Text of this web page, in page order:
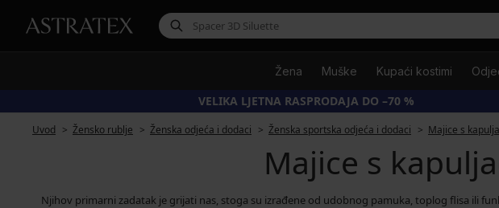
Žena Muške Kupaći kostimi
VELIKA LJETNA RASPRODAJA DO –70 %
Uvod Žensko rublje Ženska odjeća i dodaci Ženska sportska odjeća i dodaci Majice s
Majice s
Njihov primarni zadatak je grijati nas, stoga su izrađene od udobnog pamuka, toplog flisa ili